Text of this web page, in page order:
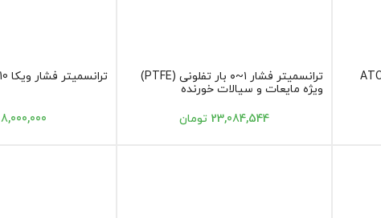
ترانسمیتر فشار ۱~۰ بار تفلونی (PTFE)
ویژه مایعات و سیالات خورنده
23,084,544 تومان
ترانسمیتر فشار ویکا A10 رنج ۰ تا ۲۵ بار
8,000,000 تومان